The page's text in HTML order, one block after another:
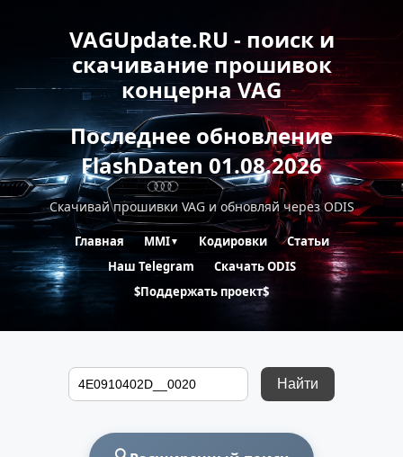
VAGUpdate.RU - поиск и
скачивание прошивок
концерна VAG
Последнее обновление
FlashDaten 01.08.2026
Скачивай прошивки VAG и обновляй через ODIS
Главная MMI▼ Кодировки
Статьи
Наш Telegram
Скачать ODIS
$Поддержать проект$
Найти